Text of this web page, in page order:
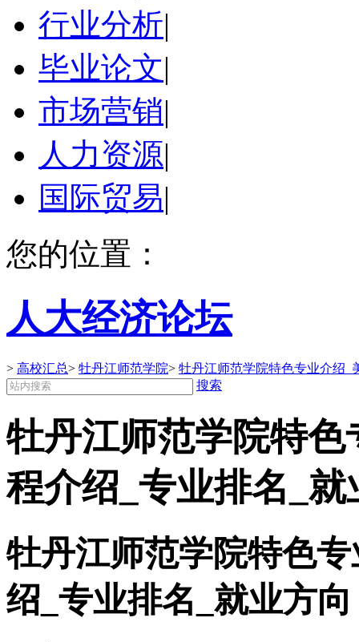
行业分析|
毕业论文|
市场营销|
人力资源|
国际贸易|
您的位置：
人大经济论坛
> 高校汇总> 牡丹江师范学院> 牡丹江师范学院特色专业介绍_
搜索
牡丹江师范学院特
程介绍_专业排名_就
牡丹江师范学院特色
绍_专业排名_就业方向